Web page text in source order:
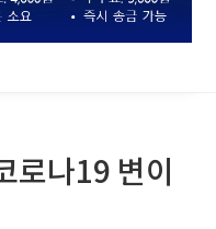
로나19 변이